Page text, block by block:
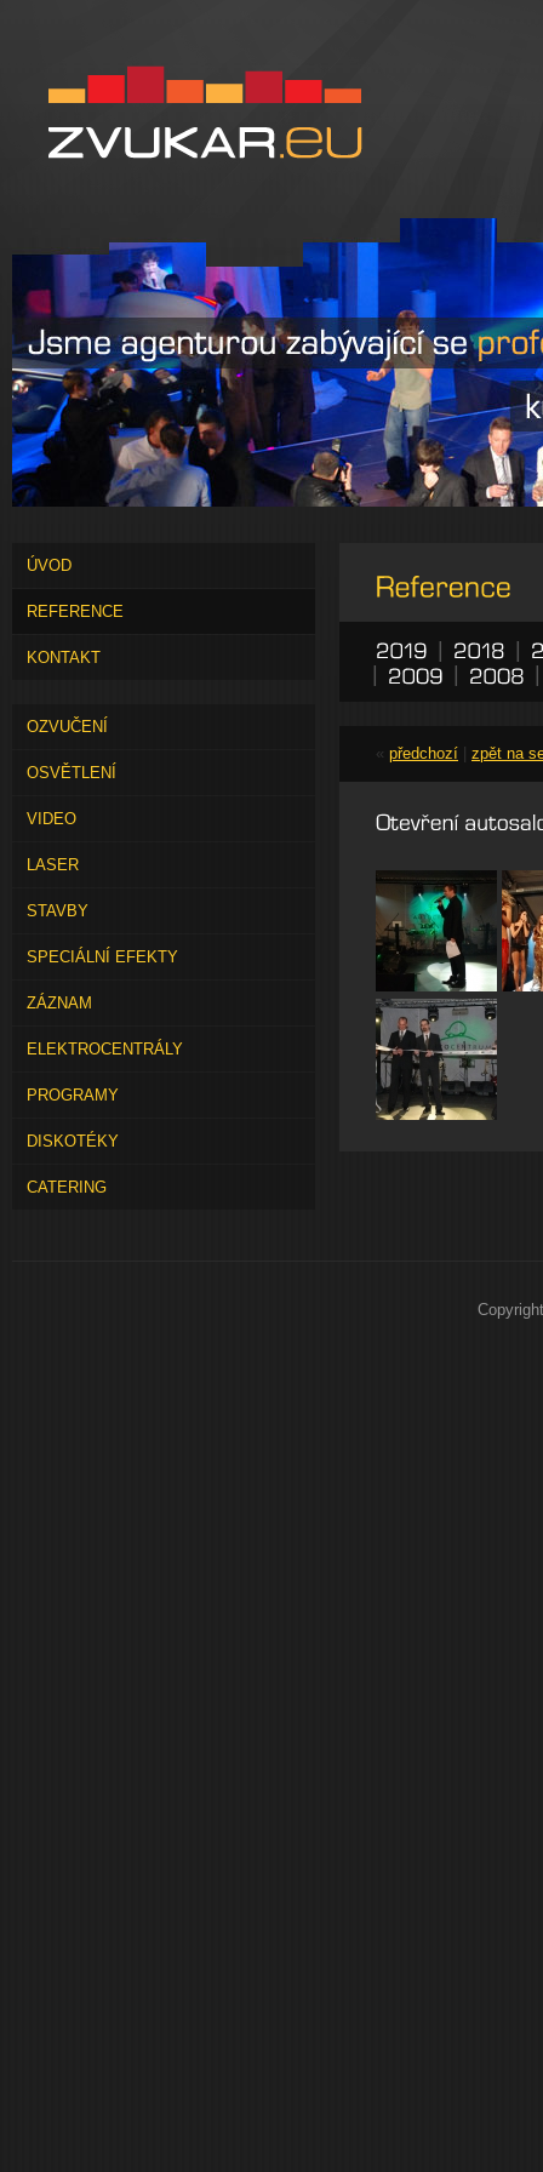
Zvukar.eu
ÚVOD
REFERENCE
KONTAKT
OZVUČENÍ
OSVĚTLENÍ
VIDEO
LASER
STAVBY
SPECIÁLNÍ EFEKTY
ZÁZNAM
ELEKTROCENTRÁLY
PROGRAMY
DISKOTÉKY
CATERING
« předchozí zpět na